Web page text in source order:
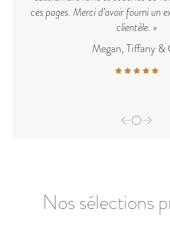
ces pages. Merci d’avoir fourni un
clientèle. »
Megan, Tiffany &
Nos sélections